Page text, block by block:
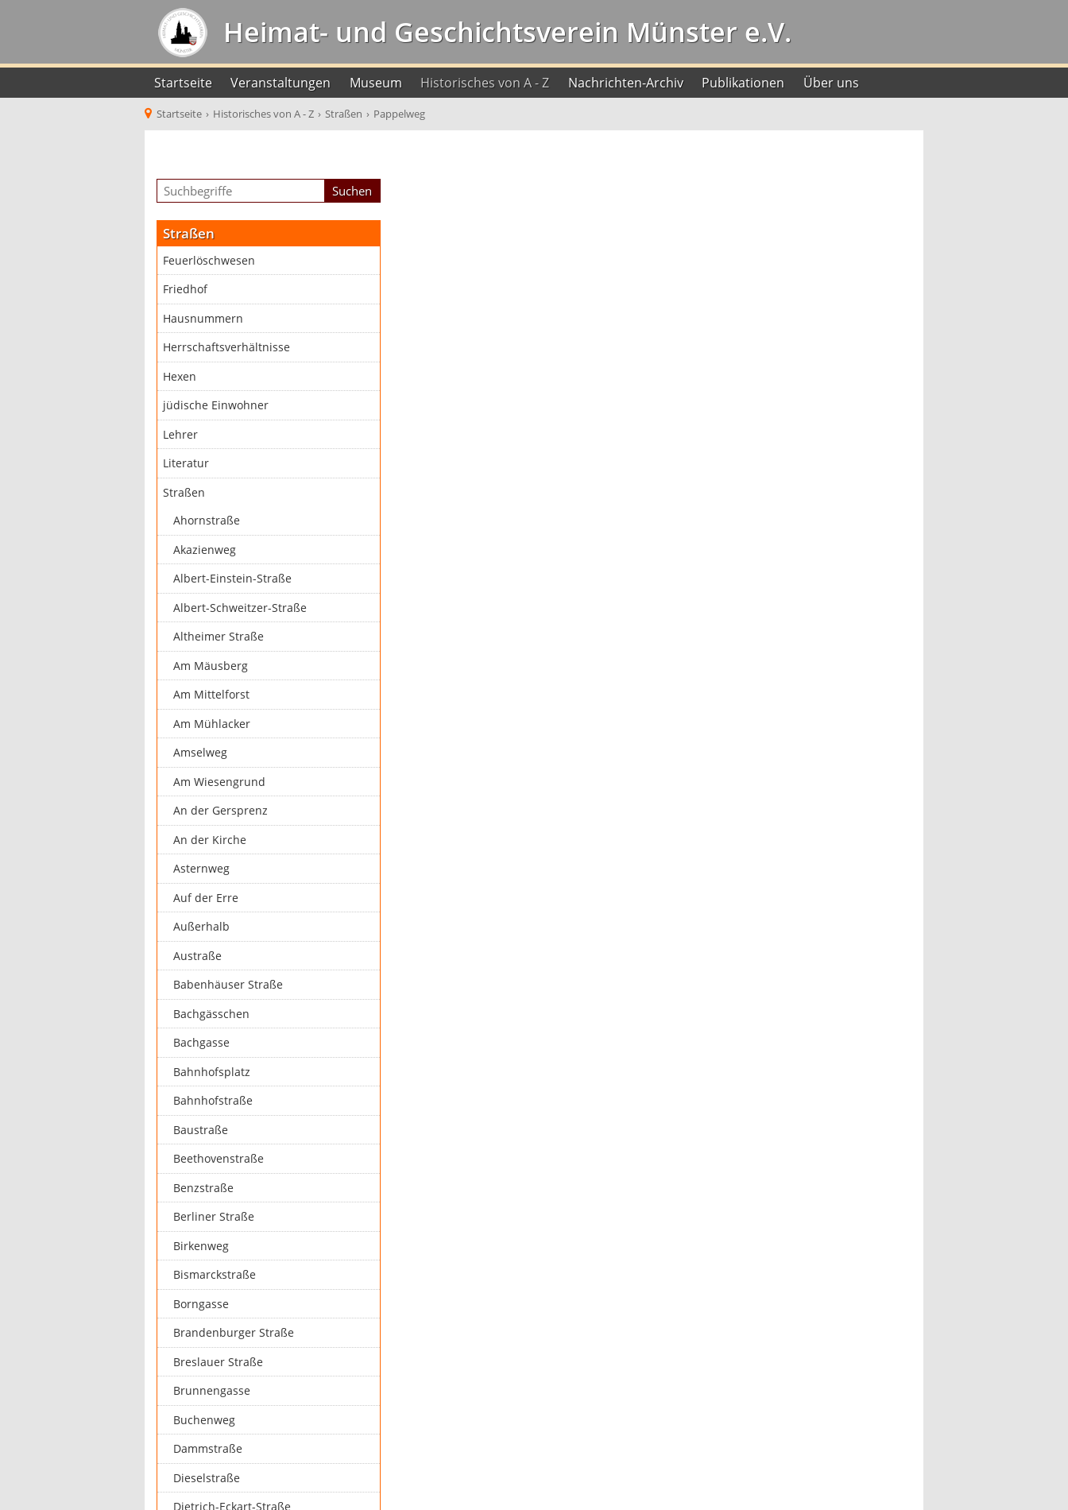
Heimat- und Geschichtsverein Münster e.V.
Startseite Veranstaltungen Museum Historisches von A - Z Nachrichten-Archiv Publikationen Über uns
Startseite › Historisches von A - Z › Straßen › Pappelweg
Straßen
Feuerlöschwesen
Friedhof
Hausnummern
Herrschaftsverhältnisse
Hexen
jüdische Einwohner
Lehrer
Literatur
Straßen
Ahornstraße
Akazienweg
Albert-Einstein-Straße
Albert-Schweitzer-Straße
Altheimer Straße
Am Mäusberg
Am Mittelforst
Am Mühlacker
Amselweg
Am Wiesengrund
An der Gersprenz
An der Kirche
Asternweg
Auf der Erre
Außerhalb
Austraße
Babenhäuser Straße
Bachgässchen
Bachgasse
Bahnhofsplatz
Bahnhofstraße
Baustraße
Beethovenstraße
Benzstraße
Berliner Straße
Birkenweg
Bismarckstraße
Borngasse
Brandenburger Straße
Breslauer Straße
Brunnengasse
Buchenweg
Dammstraße
Dieselstraße
Dietrich-Eckart-Straße